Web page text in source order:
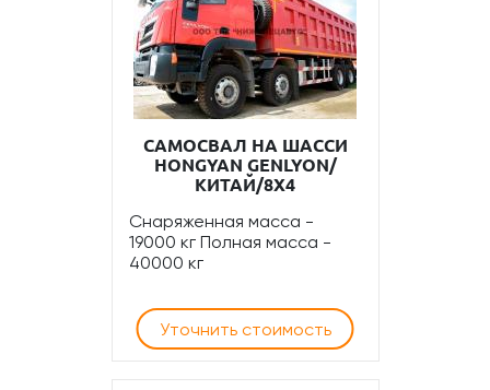
САМОСВАЛ НА ШАССИ
HONGYAN GENLYON/
КИТАЙ/8Х4
Снаряженная масса -
19000 кг Полная масса -
40000 кг
Уточнить стоимость